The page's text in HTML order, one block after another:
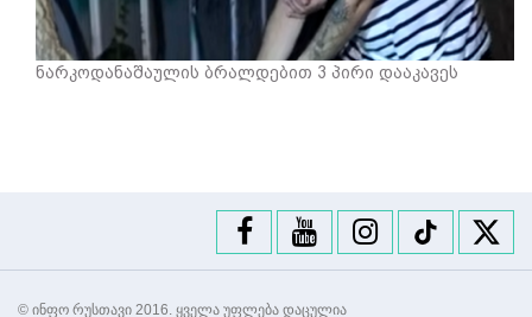
ნარკოდანაშაულის ბრალდებით 3 პირი დააკავეს
© ინფო რუსთავი 2016. ყველა უფლება დაცულია